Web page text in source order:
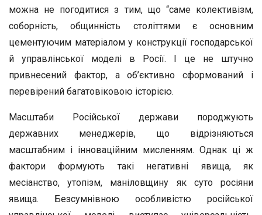
можна не погодитися з тим, що “саме колективізм,
соборність, общинність століттями є основним
цементуючим матеріалом у конструкції господарської
й управлінської моделі в Росії. І це не штучно
привнесений фактор, а об’єктивно сформований і
перевірений багатовіковою історією.
Масштаби Російської держави породжують
державних менеджерів, що відрізняються
масштабним і інноваційним мисленням. Однак ці ж
фактори формують такі негативні явища, як
месіанство, утопізм, маніловщину як суто росіяни
явища. Безсумнівною особливістю російської